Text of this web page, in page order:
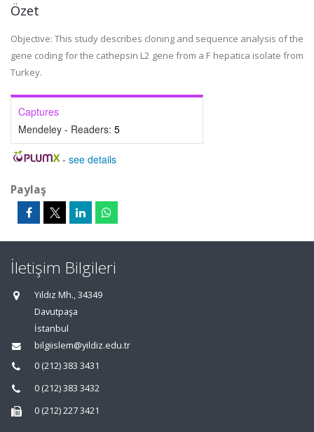
Özet
Objective: This study describes cloning and sequence analysis of the
gene coding for the cathepsin L2 gene from a F hepatica isolate from
Turkey.
Captures
Mendeley - Readers: 5
- see details
Paylaş
İletişim Bilgileri
Yıldız Mh., 34349
Davutpaşa
İstanbul
bilgiislem@yildiz.edu.tr
0 (212) 383 3431
0 (212) 383 3432
0 (212) 227 3421